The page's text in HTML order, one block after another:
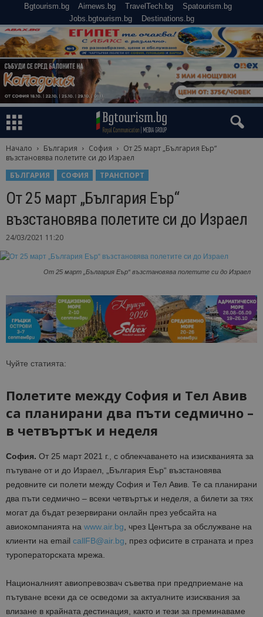
Bgtourism.bg Airnews.bg TravelTech.bg
Spatourism.bg
Jobs.bgtourism.bg
Destinations.bg
Начало България София
От 25 март „България Еър“
възстановява полетите си до Израел
БЪЛГАРИЯ
СОФИЯ ТРАНСПОРТ
От 25 март „България Еър“
възстановява полетите си до Израел
24/03/2021 11:20
От 25 март „България Еър“ възстановява полетите си до Израел
Чуйте статията:
Полетите между София и Тел Авив
са планирани два пъти седмично –
в четвъртък и неделя
София. От 25 март 2021 г., с облекчаването на изискванията за
пътуване от и до Израел, „България Еър“ възстановява
редовните си полети между София и Тел Авив. Те са планирани
два пъти седмично – всеки четвъртък и неделя, а билети за тях
могат да бъдат резервирани онлайн през уебсайта на
авиокомпанията на www.air.bg, чрез Центъра за обслужване на
клиенти на email callFB@air.bg, през офисите в страната и през
туроператорската мрежа.
Националният авиопревозвач съветва при предприемане на
пътуване всеки да се осведоми за актуалните изисквания за
влизане в крайната дестинация, както и тези за преминаваме